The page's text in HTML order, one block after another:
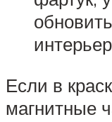
Если в
магнитные